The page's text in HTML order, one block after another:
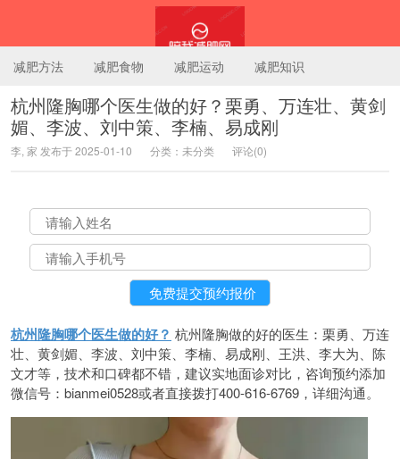
陪我减肥网
减肥方法 减肥食物 减肥运动 减肥知识
杭州隆胸哪个医生做的好？栗勇、万连壮、黄剑
媚、李波、刘中策、李楠、易成刚
李, 家 发布于 2025-01-10 分类：未分类 评论(0)
杭州隆胸哪个医生做的好？ 杭州隆胸做的好的医生：栗勇、万连
壮、黄剑媚、李波、刘中策、李楠、易成刚、王洪、李大为、陈
文才等，技术和口碑都不错，建议实地面诊对比，咨询预约添加
微信号：bianmei0528或者直接拨打400-616-6769，详细沟通。